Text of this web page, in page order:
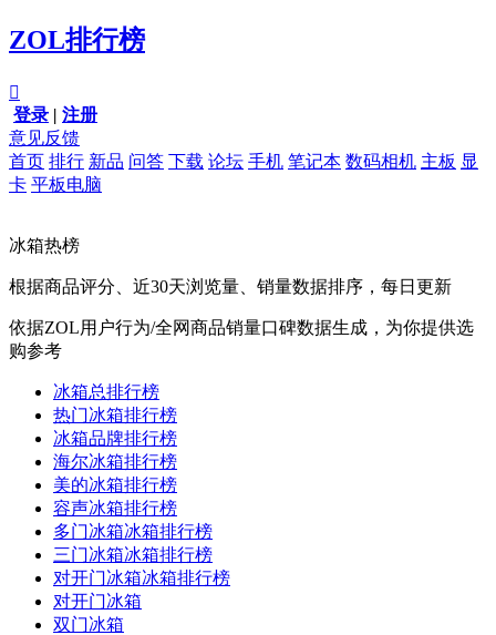
ZOL排行榜

登录 | 注册
意见反馈
首页 排行 新品 问答 下载 论坛 手机 笔记本 数码相机 主板 显
卡 平板电脑
冰箱热榜
根据商品评分、近30天浏览量、销量数据排序，每日更新
依据ZOL用户行为/全网商品销量口碑数据生成，为你提供选
购参考
冰箱总排行榜
热门冰箱排行榜
冰箱品牌排行榜
海尔冰箱排行榜
美的冰箱排行榜
容声冰箱排行榜
多门冰箱冰箱排行榜
三门冰箱冰箱排行榜
对开门冰箱冰箱排行榜
对开门冰箱
双门冰箱